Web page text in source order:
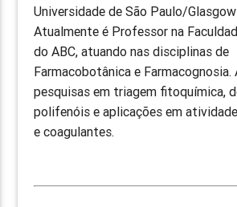
Universidade de São Paulo/
Atualmente é Professor na
do ABC, atuando nas disciplinas de
Farmacobotânica e Farmacognosia.
pesquisas em triagem fitoquímica,
polifenóis e aplicações em
e coagulantes.